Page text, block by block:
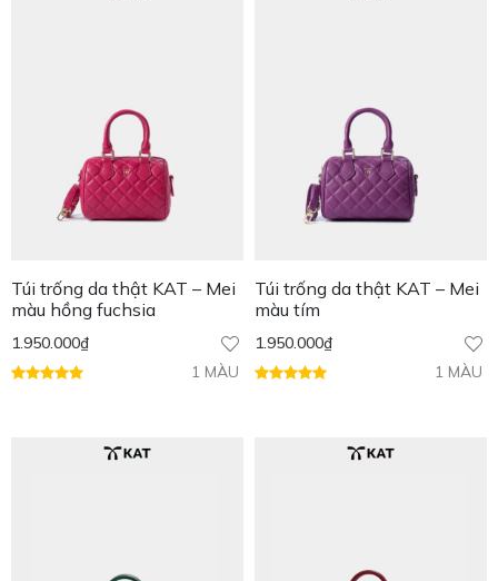
Túi trống da thật KAT – Mei
màu hồng fuchsia
1.950.000₫
1 MÀU
Túi trống da thật KAT – Mei
màu tím
1.950.000₫
1 MÀU